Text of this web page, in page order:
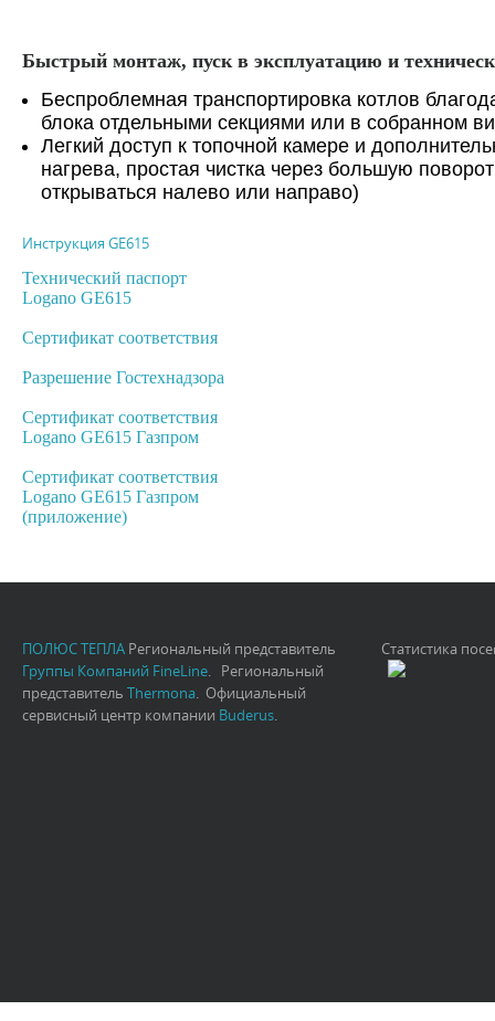
Быстрый монтаж, пуск в эксплуатацию и
Беспроблемная транспортировка котлов
блока отдельными секциями или в собранном
Легкий доступ к топочной камере и
нагрева, простая чистка через большую
открываться налево или направо)
Инструкция GE615
Технический паспорт
Logano GE615
Сертификат соответствия
Разрешение Гостехнадзора
Сертификат соответствия
Logano GE615 Газпром
Сертификат соответствия
Logano GE615 Газпром
(приложение)
ПОЛЮС ТЕПЛА Региональный представитель
Группы Компаний FineLine. Региональный
представитель Thermona. Официальный
сервисный центр компании Buderus.
Статистика